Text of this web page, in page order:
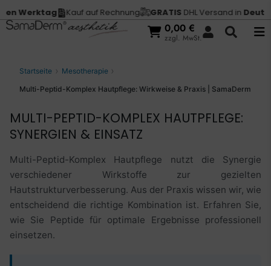
Kauf auf Rechnung GRATISDHL Versand inDeutschland
0,00 €
zzgl. MwSt.
Startseite Mesotherapie
Multi-Peptid-Komplex Hautpflege: Wirkweise & Praxis | SamaDerm
MULTI-PEPTID-KOMPLEX HAUTPFLEGE:
SYNERGIEN & EINSATZ
Multi-Peptid-Komplex Hautpflege nutzt die Synergie
verschiedener Wirkstoffe zur gezielten
Hautstrukturverbesserung. Aus der Praxis wissen wir, wie
entscheidend die richtige Kombination ist. Erfahren Sie,
wie Sie Peptide für optimale Ergebnisse professionell
einsetzen.